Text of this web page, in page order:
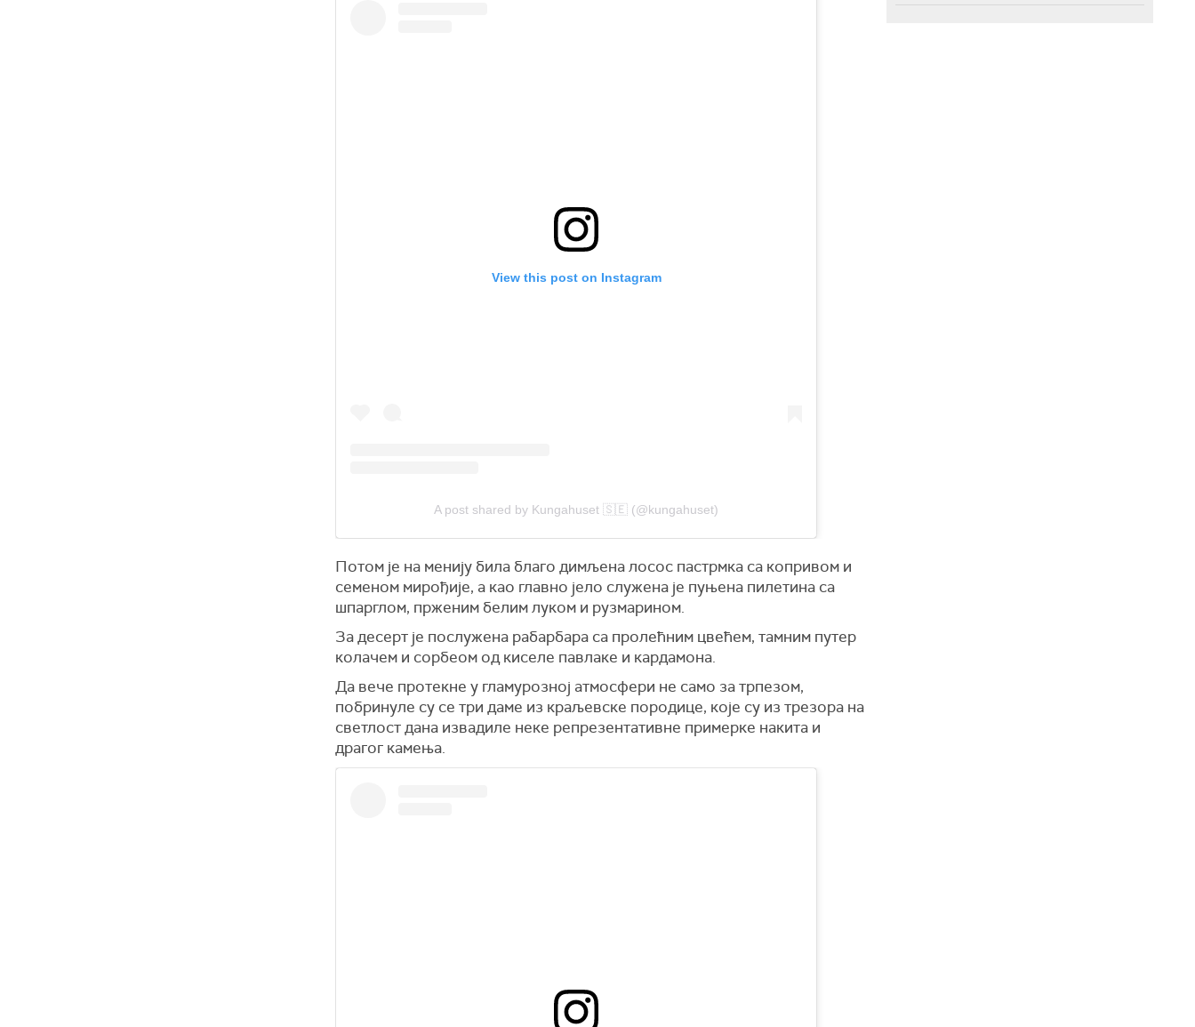
View this post on Instagram
A post shared by Kungahuset 🇸🇪 (@kungahuset)
Потом је на менију била благо димљена лосос пастрмка са копривом и
семеном мирођије, а као главно јело служена је пуњена пилетина са
шпарглом, прженим белим луком и рузмарином.
За десерт је послужена рабарбара са пролећним цвећем, тамним путер
колачем и сорбеом од киселе павлаке и кардамона.
Да вече протекне у гламурозној атмосфери не само за трпезом,
побринуле су се три даме из краљевске породице, које су из трезора на
светлост дана извадиле неке репрезентативне примерке накита и
драгог камења.